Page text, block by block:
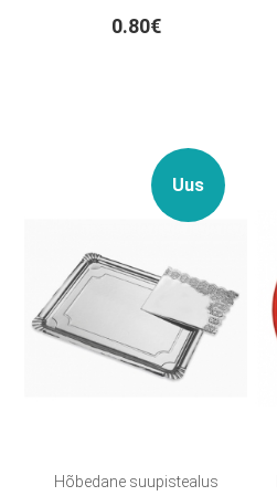
0.80€
Uus
Hõbedane suupistealus